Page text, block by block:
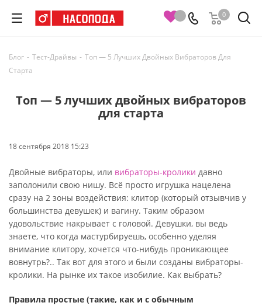
0
Блог - Тест-Драйвы - Топ — 5 Лучших Двойных Вибраторов Для
Старта
Топ — 5 лучших двойных вибраторов
для старта
18 сентября 2018 15:23
Двойные вибраторы, или вибраторы-кролики давно
заполонили свою нишу. Всё просто игрушка нацелена
сразу на 2 зоны воздействия: клитор (который отзывчив у
большинства девушек) и вагину. Таким образом
удовольствие накрывает с головой. Девушки, вы ведь
знаете, что когда мастурбируешь, особенно уделяя
внимание клитору, хочется что-нибудь проникающее
вовнутрь?.. Так вот для этого и были созданы вибраторы-
кролики. На рынке их такое изобилие. Как выбрать?
Правила простые (такие, как и с обычным